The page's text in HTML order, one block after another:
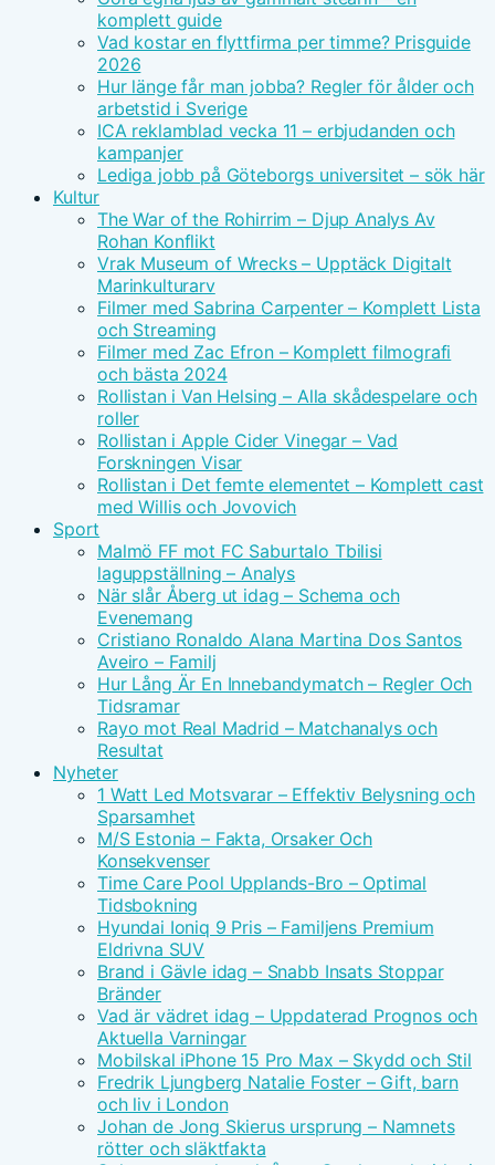
komplett guide
Vad kostar en flyttfirma per timme? Prisguide
2026
Hur länge får man jobba? Regler för ålder och
arbetstid i Sverige
ICA reklamblad vecka 11 – erbjudanden och
kampanjer
Lediga jobb på Göteborgs universitet – sök här
Kultur
The War of the Rohirrim – Djup Analys Av
Rohan Konflikt
Vrak Museum of Wrecks – Upptäck Digitalt
Marinkulturarv
Filmer med Sabrina Carpenter – Komplett Lista
och Streaming
Filmer med Zac Efron – Komplett filmografi
och bästa 2024
Rollistan i Van Helsing – Alla skådespelare och
roller
Rollistan i Apple Cider Vinegar – Vad
Forskningen Visar
Rollistan i Det femte elementet – Komplett cast
med Willis och Jovovich
Sport
Malmö FF mot FC Saburtalo Tbilisi
laguppställning – Analys
När slår Åberg ut idag – Schema och
Evenemang
Cristiano Ronaldo Alana Martina Dos Santos
Aveiro – Familj
Hur Lång Är En Innebandymatch – Regler Och
Tidsramar
Rayo mot Real Madrid – Matchanalys och
Resultat
Nyheter
1 Watt Led Motsvarar – Effektiv Belysning och
Sparsamhet
M/S Estonia – Fakta, Orsaker Och
Konsekvenser
Time Care Pool Upplands-Bro – Optimal
Tidsbokning
Hyundai Ioniq 9 Pris – Familjens Premium
Eldrivna SUV
Brand i Gävle idag – Snabb Insats Stoppar
Bränder
Vad är vädret idag – Uppdaterad Prognos och
Aktuella Varningar
Mobilskal iPhone 15 Pro Max – Skydd och Stil
Fredrik Ljungberg Natalie Foster – Gift, barn
och liv i London
Johan de Jong Skierus ursprung – Namnets
rötter och släktfakta